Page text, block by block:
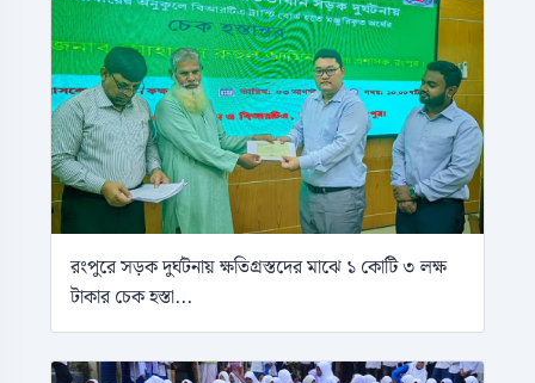
রংপুরে সড়ক দুর্ঘটনায় ক্ষতিগ্রস্তদের মাঝে ১ কোটি ৩ লক্ষ
টাকার চেক হস্তা...